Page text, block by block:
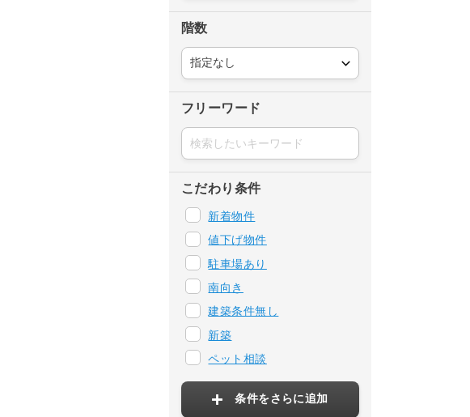
階数
フリーワード
こだわり条件
新着物件
値下げ物件
駐車場あり
南向き
建築条件無し
新築
ペット相談
条件をさらに追加